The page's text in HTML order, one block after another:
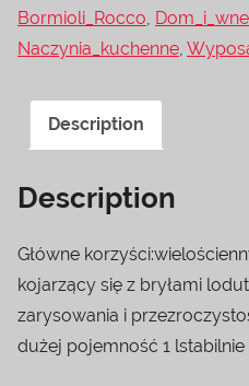
Bormioli_Rocco,
Naczynia_kuchenne,
Description
Description
Główne
kojarzący się z bryłami
zarysowania i
dużej pojemność 1